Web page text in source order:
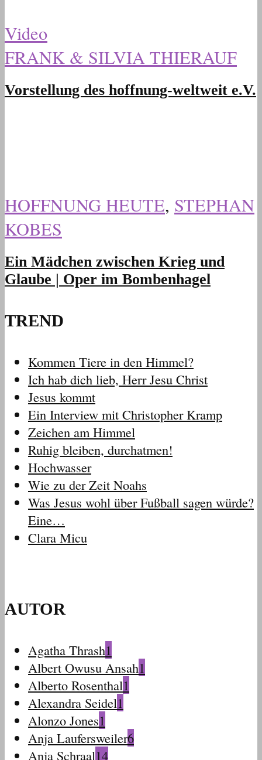
Video
FRANK & SILVIA THIERAUF
Vorstellung des hoffnung-weltweit e.V.
HOFFNUNG HEUTE, STEPHAN
KOBES
Ein Mädchen zwischen Krieg und
Glaube | Oper im Bombenhagel
TREND
Kommen Tiere in den Himmel?
Ich hab dich lieb, Herr Jesu Christ
Jesus kommt
Ein Interview mit Christopher Kramp
Zeichen am Himmel
Ruhig bleiben, durchatmen!
Hochwasser
Wie zu der Zeit Noahs
Was Jesus wohl über Fußball sagen würde?
Eine…
Clara Micu
AUTOR
Agatha Thrash1
Albert Owusu Ansah1
Alberto Rosenthal1
Alexandra Seidel1
Alonzo Jones1
Anja Laufersweiler6
Anja Schraal14